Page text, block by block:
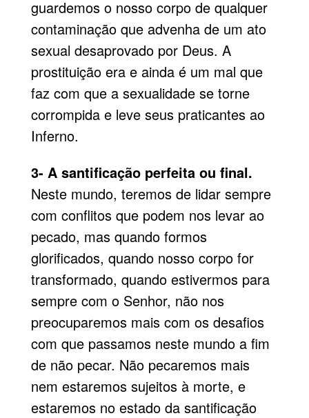
guardemos o nosso corpo de qualquer
contaminação que advenha de um ato
sexual desaprovado por Deus. A
prostituição era e ainda é um mal que
faz com que a sexualidade se torne
corrompida e leve seus praticantes ao
Inferno.
3- A santificação perfeita ou final.
Neste mundo, teremos de lidar sempre
com conflitos que podem nos levar ao
pecado, mas quando formos
glorificados, quando nosso corpo for
transformado, quando estivermos para
sempre com o Senhor, não nos
preocuparemos mais com os desafios
com que passamos neste mundo a fim
de não pecar. Não pecaremos mais
nem estaremos sujeitos à morte, e
estaremos no estado da santificação